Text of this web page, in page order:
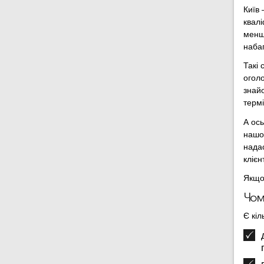
Київ
Такі
А
Є